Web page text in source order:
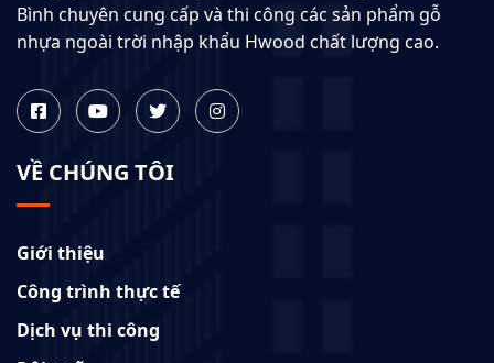
Bình chuyên cung cấp và thi công các sản phẩm gỗ
nhựa ngoài trời nhập khẩu Hwood chất lượng cao.
VỀ CHÚNG TÔI
Giới thiệu
Công trình thực tế
Dịch vụ thi công